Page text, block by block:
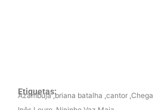
Etiquetas:
Azambuja,briana batalha ,cantor ,Chega